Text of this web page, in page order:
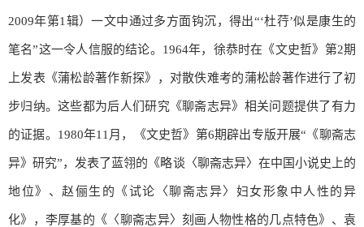
2009年第1辑）一文中通过多方面钩沉，得出“‘杜荇’似是康生的
笔名”这一令人信服的结论。1964年，徐恭时在《文史哲》第2期
上发表《蒲松龄著作新探》，对散佚难考的蒲松龄著作进行了初
步归纳。这些都为后人们研究《聊斋志异》相关问题提供了有力
的证据。1980年11月，《文史哲》第6期辟出专版开展“《聊斋志
异》研究”，发表了蓝翎的《略谈〈聊斋志异〉在中国小说史上的
地位》、赵俪生的《试论〈聊斋志异〉妇女形象中人性的异
化》，李厚基的《〈聊斋志异〉刻画人物性格的几点特色》、袁